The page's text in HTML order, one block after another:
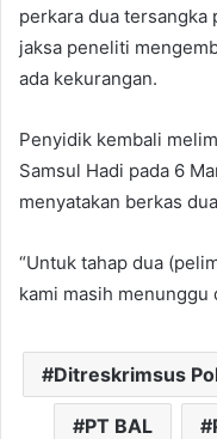
perkara dua tersangka
jaksa peneliti
ada kekurangan.
Penyidik kembali
Samsul Hadi pada 6
menyatakan berkas
“Untuk tahap dua
kami masih menunggu
Ditreskrimsus
PT BAL